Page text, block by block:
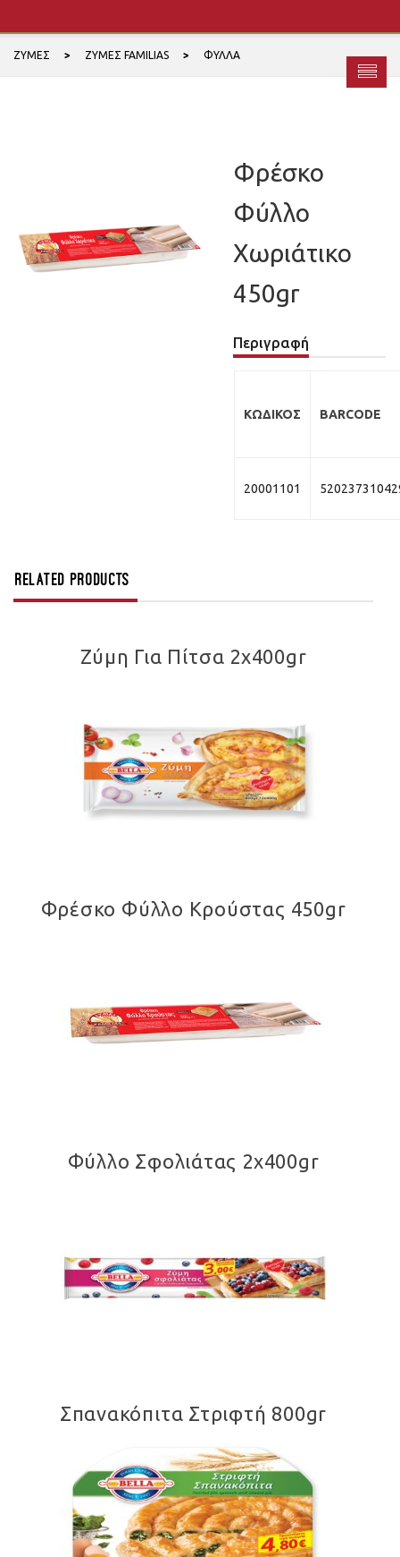
ΖΎΜΕΣ ΖΎΜΕΣ FAMILIAS ΦΎΛΛΑ
Φρέσκο
Φύλλο
Χωριάτικο
450gr
Περιγραφή
ΚΩΔΙΚΟΣ BARCODE
20001101
Related products
Ζύμη Για Πίτσα 2x400gr
Φρέσκο Φύλλο Κρούστας 450gr
Φύλλο Σφολιάτας 2x400gr
Σπανακόπιτα Στριφτή 800gr